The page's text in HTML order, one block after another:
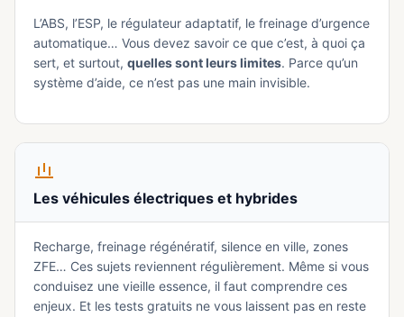
L’ABS, l’ESP, le régulateur adaptatif, le freinage d’urgence
automatique… Vous devez savoir ce que c’est, à quoi ça
sert, et surtout, quelles sont leurs limites. Parce qu’un
système d’aide, ce n’est pas une main invisible.
Les véhicules électriques et hybrides
Recharge, freinage régénératif, silence en ville, zones
ZFE… Ces sujets reviennent régulièrement. Même si vous
conduisez une vieille essence, il faut comprendre ces
enjeux. Et les tests gratuits ne vous laissent pas en reste